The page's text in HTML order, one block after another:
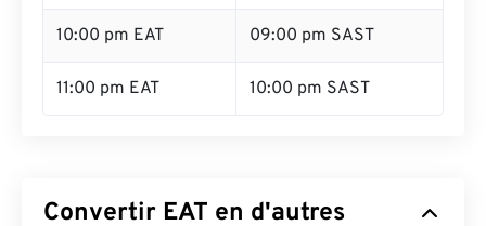
10:00 pm EAT 09:00 pm SAST
11:00 pm EAT 10:00 pm SAST
Convertir EAT en d'autres